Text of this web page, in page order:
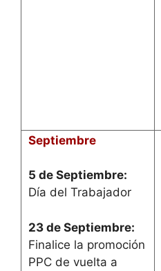
Septiembre
5 de Septiembre:
Día del Trabajador
23 de Septiembre:
Finalice la promoción
PPC de vuelta a